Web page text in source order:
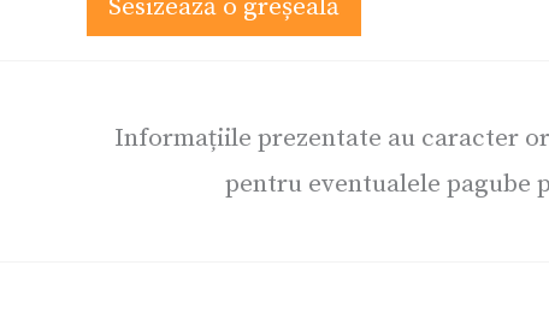
Sesizează o greșeală
Informațiile prezentate au caracter
pentru eventualele pagube